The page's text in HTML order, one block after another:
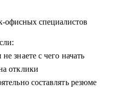
офисных специалистов
знаете с чего начать
отклики
составлять резюме